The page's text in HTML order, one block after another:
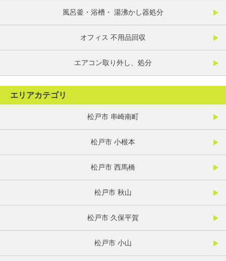
風呂釜・浴槽・ 湯沸かし器処分
オフィス 不用品回収
エアコン取り外し、処分
エリアカテゴリ
松戸市 串崎南町
松戸市 小根本
松戸市 西馬橋
松戸市 秋山
松戸市 久保平賀
松戸市 小山